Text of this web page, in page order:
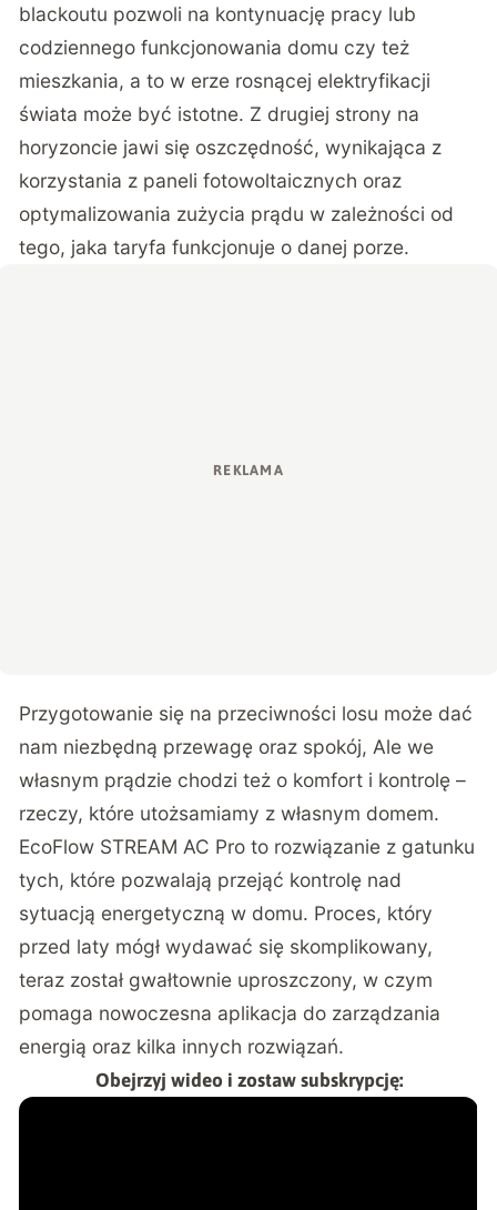
blackoutu pozwoli na kontynuację pracy lub
codziennego funkcjonowania domu czy też
mieszkania, a to w erze rosnącej elektryfikacji
świata może być istotne. Z drugiej strony na
horyzoncie jawi się oszczędność, wynikająca z
korzystania z paneli fotowoltaicznych oraz
optymalizowania zużycia prądu w zależności od
tego, jaka taryfa funkcjonuje o danej porze.
Przygotowanie się na przeciwności losu może dać
nam niezbędną przewagę oraz spokój, Ale we
własnym prądzie chodzi też o komfort i kontrolę –
rzeczy, które utożsamiamy z własnym domem.
EcoFlow STREAM AC Pro to rozwiązanie z gatunku
tych, które pozwalają przejąć kontrolę nad
sytuacją energetyczną w domu. Proces, który
przed laty mógł wydawać się skomplikowany,
teraz został gwałtownie uproszczony, w czym
pomaga nowoczesna aplikacja do zarządzania
energią oraz kilka innych rozwiązań.
Obejrzyj wideo i zostaw subskrypcję: